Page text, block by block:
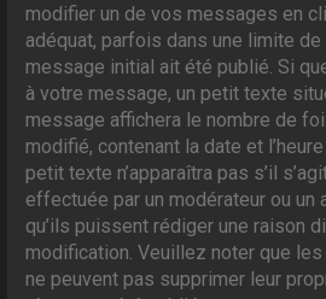
modifier un de vos messages en
adéquat, parfois dans une limite
message initial ait été publié. Si
à votre message, un petit texte
message affichera le nombre de
modifié, contenant la date et
petit texte n’apparaîtra pas s’il
effectuée par un modérateur ou un
qu’ils puissent rédiger une raison
modification. Veuillez noter que
ne peuvent pas supprimer leur